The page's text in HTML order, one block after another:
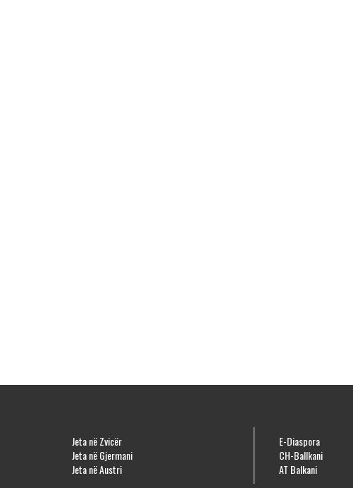
Jeta në Zvicër
Jeta në Gjermani
Jeta në Austri
E-Diaspora
CH-Ballkani
AT Balkani